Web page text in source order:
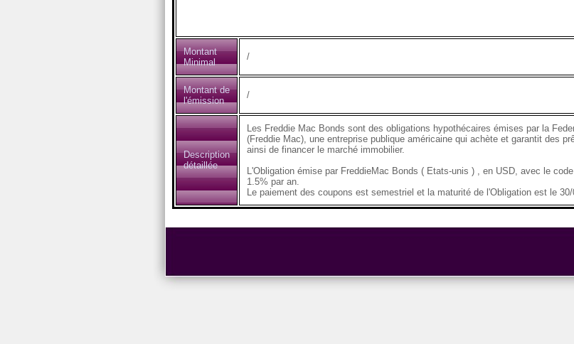
Montant
Minimal
/
Montant de
l'émission
/
Description
détaillée
Les Freddie Mac Bonds sont des obligations hypothécaires émises par la
(Freddie Mac), une entreprise publique américaine qui achète et garantit des
ainsi de financer le marché immobilier.
L'Obligation émise par FreddieMac Bonds ( Etats-unis ) , en USD, avec le
1.5% par an.
Le paiement des coupons est semestriel et la maturité de l'Obligation est le 30/